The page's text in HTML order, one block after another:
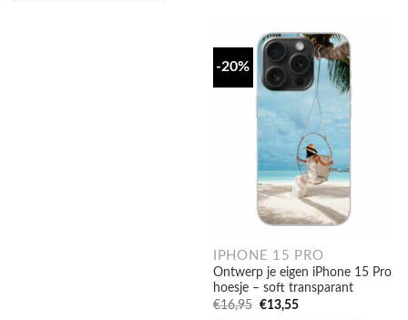
-20%
IPHONE 15 PRO
Ontwerp je eigen iPhone 15 Pro
hoesje – soft transparant
€16,95 Oorspronkelijke
€13,55Huidige